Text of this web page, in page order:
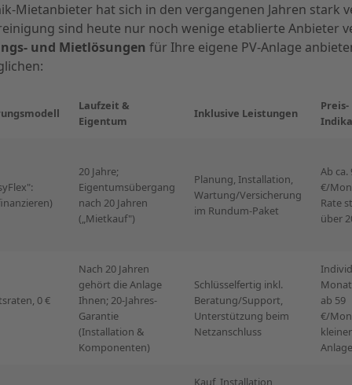
Mietanbieter hat sich in den vergangenen Jahren stark
sind heute nur noch wenige etablierte Anbieter
und Mietlösungen für Ihre eigene PV-Anlage
Laufzeit &
Eigentum
Inklusive Leistungen
Preis-
20 Jahre;
Eigentumsübergang
nach 20 Jahren
(„Mietkauf")
Planung, Installation,
Wartung/Versicherung
im Rundum-Paket
Ab ca.
€/
Rate
über
0 €
Nach 20 Jahren
gehört die Anlage
Ihnen; 20-Jahres-
Garantie
(Installation &
Komponenten)
Schlüsselfertig inkl.
Beratung/Support,
Unterstützung beim
Netzanschluss
ab 59
€/
Kauf, Installation,